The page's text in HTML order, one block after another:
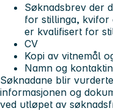
Søknadsbrev der
for stillinga, kvifor
er kvalifisert for
CV
Kopi av vitnemål
Namn og
Søknadane blir
informasjonen og
ved utløpet av